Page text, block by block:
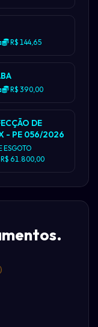
R$ 144,65
R$ 390,00
DE
- PE 056/2026
ESGOTO
61.800,00